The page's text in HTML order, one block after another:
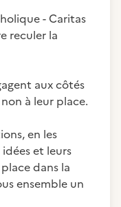
- Caritas
reculer la
aux côtés
à leur place.
en les
et leurs
dans la
ensemble un